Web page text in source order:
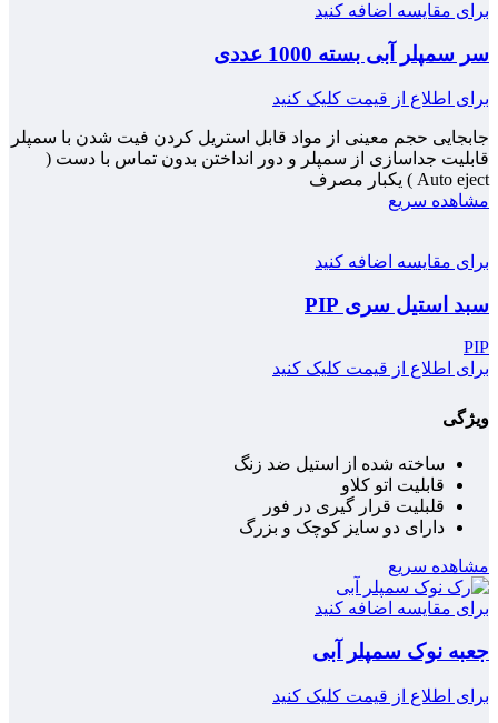
برای مقایسه اضافه کنید
سر سمپلر آبی بسته 1000 عددی
برای اطلاع از قیمت کلیک کنید
جابجایی حجم معینی از مواد قابل استریل کردن فیت شدن با سمپلر
قابلیت جداسازی از سمپلر و دور انداختن بدون تماس با دست (
Auto eject ) یکبار مصرف
مشاهده سریع
برای مقایسه اضافه کنید
سبد استیل سری PIP
PIP
برای اطلاع از قیمت کلیک کنید
ویژگی
ساخته شده از استیل ضد زنگ
قابلیت اتو کلاو
قلبلیت قرار گیری در فور
دارای دو سایز کوچک و بزرگ
مشاهده سریع
برای مقایسه اضافه کنید
جعبه نوک سمپلر آبی
برای اطلاع از قیمت کلیک کنید